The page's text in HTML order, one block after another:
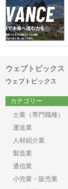
ウェブトピックス
ウェブトピックス
カテゴリー
士業（専門職種）
運送業
人材紹介業
製造業
通信業
小売業・販売業